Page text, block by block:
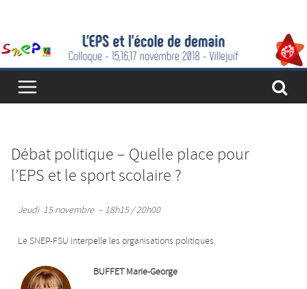
Débat politique – Quelle place pour
l’EPS et le sport scolaire ?
Jeudi 15 novembre – 18h15 / 20h00
Le SNEP-FSU interpelle les organisations politiques.
BUFFET Marie-George